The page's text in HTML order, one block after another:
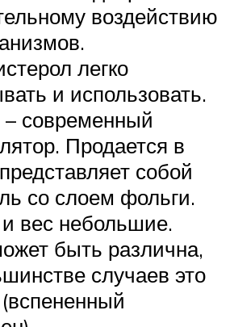
воздействию
легко
и использовать.
современный
Продается в
собой
со слоем фольги.
вес небольшие.
быть различна,
случаев это